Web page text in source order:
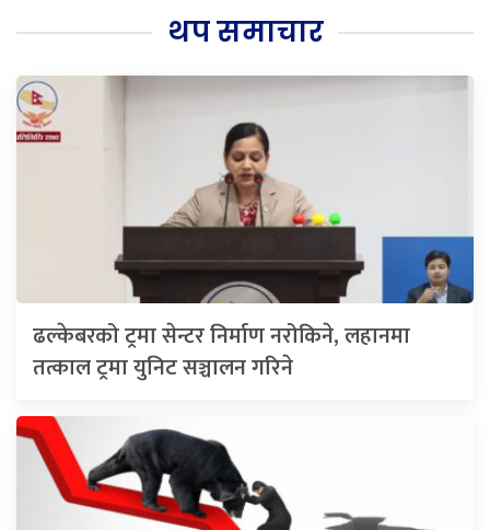
थप समाचार
ढल्केबरको ट्रमा सेन्टर निर्माण नरोकिने, लहानमा
तत्काल ट्रमा युनिट सञ्चालन गरिने